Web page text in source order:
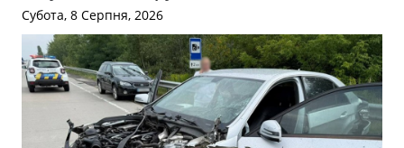
Субота, 8 Серпня, 2026